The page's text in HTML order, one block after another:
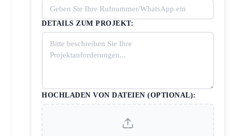
DETAILS ZUM PROJEKT:
HOCHLADEN VON DATEIEN (OPTIONAL):